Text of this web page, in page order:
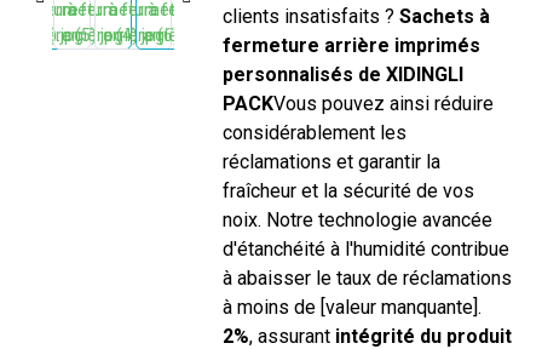
clients insatisfaits ? Sachets à
fermeture arrière imprimés
personnalisés de XIDINGLI
PACKVous pouvez ainsi réduire
considérablement les
réclamations et garantir la
fraîcheur et la sécurité de vos
noix. Notre technologie avancée
d'étanchéité à l'humidité contribue
à abaisser le taux de réclamations
à moins de [valeur manquante].
2%, assurant intégrité du produit